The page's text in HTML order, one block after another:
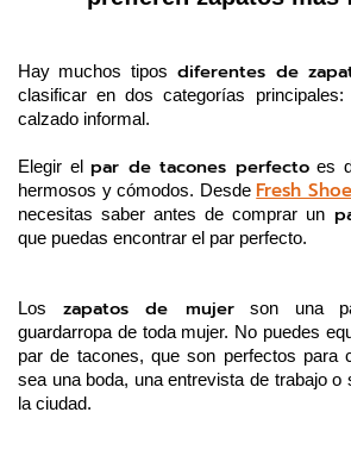
Hay muchos tipos diferentes de
clasificar en dos categorías
calzado informal.
Elegir el par de tacones perfecto es
hermosos y cómodos. Desde Fresh
necesitas saber antes de comprar un
que puedas encontrar el par perfecto.
Los zapatos de mujer son una
guardarropa de toda mujer. No puedes
par de tacones, que son perfectos para
sea una boda, una entrevista de trabajo o
la ciudad.